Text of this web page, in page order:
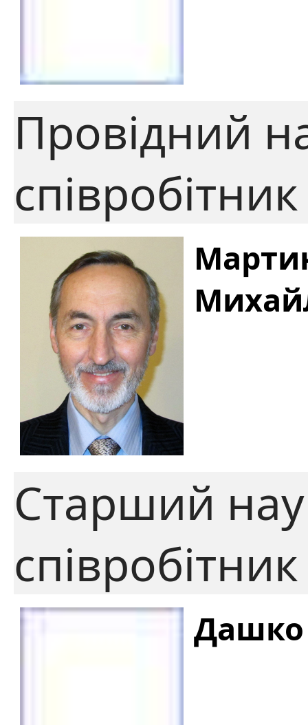
Провідний
співробітник
Старший
співробітник
Дашко